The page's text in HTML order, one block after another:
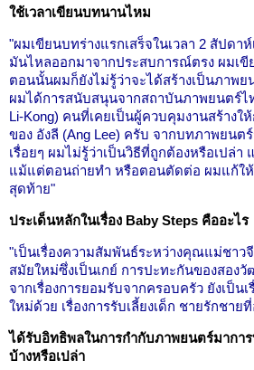
ใช้เวลาเขียนบทนานไหม
"ผมเขียนบทร่างแรกเสร็จในเวลา 2 สัปดา
มันไหลออกมาจากประสบการณ์ตรง ผมเขี
ตอนนั้นผมก็ยังไม่รู้ว่าจะได้สร้างเป็นภาพย
ผมได้การสนับสนุนจากสถาบันภาพยนตร์ไ
Li-Kong) คนที่เคยเป็นผู้ควบคุมงานสร้าง
ของ อังลี (Ang Lee) ครับ จากบทภาพยนต
เรื่อยๆ ผมไม่รู้ว่าเป็นวิธีที่ถูกต้องหรือเปล่
แม้แต่ตอนถ่ายทำ หรือตอนตัดต่อ ผมแก้ใ
สุดท้าย"
ประเด็นหลักในเรื่อง Baby Steps คืออะไร
"เป็นเรื่องความสัมพันธ์ระหว่างคุณแม่ชา
สมัยใหม่ซึ่งเป็นเกย์ การปะทะกันของสอง
จากเรื่องการยอมรับจากครอบครัว ยังเป็น
ใหม่ด้วย เรื่องการรับเลี้ยงเด็ก ชายรักชาย
ได้รับอิทธิพลในการกำกับภาพยนตร์มากา
บ้างหรือเปล่า